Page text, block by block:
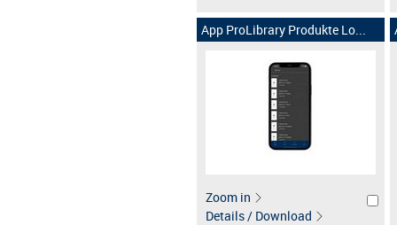
App ProLibrary Produkte Lo...
Zoom in
Details / Download